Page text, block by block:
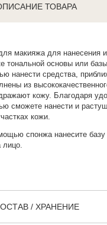
ТОВАРА
макияжа для нанесения
тональной основы или
нанести средства,
из
кожу. Благодаря
сможете нанести и
кожи.
спонжа нанесите базу
/ ХРАНЕНИЕ